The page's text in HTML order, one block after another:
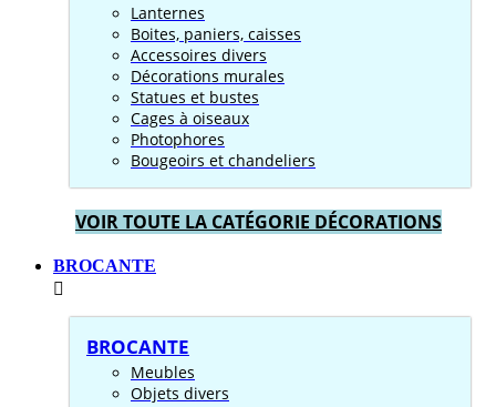
Lanternes
Boites, paniers, caisses
Accessoires divers
Décorations murales
Statues et bustes
Cages à oiseaux
Photophores
Bougeoirs et chandeliers
VOIR TOUTE LA CATÉGORIE DÉCORATIONS
BROCANTE
BROCANTE
Meubles
Objets divers